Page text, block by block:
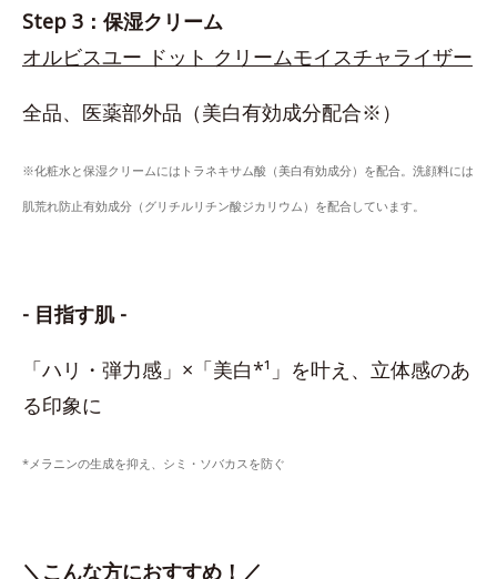
Step 3：保湿クリーム
オルビスユー ドット クリームモイスチャライザー
全品、医薬部外品（美白有効成分配合※）
※化粧水と保湿クリームにはトラネキサム酸（美白有効成分）を配合。洗顔料には
肌荒れ防止有効成分（グリチルリチン酸ジカリウム）を配合しています。
- 目指す肌 -
「ハリ・弾力感」×「美白*¹」を叶え、立体感のあ
る印象に
*メラニンの生成を抑え、シミ・ソバカスを防ぐ
＼こんな方におすすめ！／